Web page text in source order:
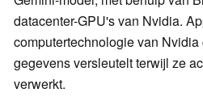
datacenter-GPU's van Nvidia.
computertechnologie van
gegevens versleutelt terwijl ze
verwerkt.